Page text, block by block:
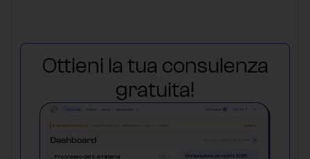
Ottieni la tua consulenza
gratuita!